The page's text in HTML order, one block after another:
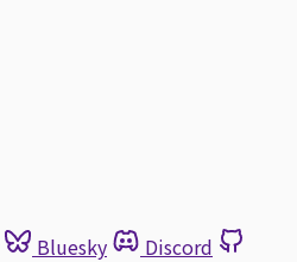
Bluesky
Discord